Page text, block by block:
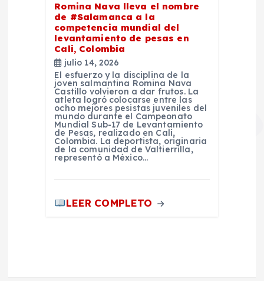
Romina Nava lleva el nombre
de #Salamanca a la
competencia mundial del
levantamiento de pesas en
Cali, Colombia
julio 14, 2026
El esfuerzo y la disciplina de la
joven salmantina Romina Nava
Castillo volvieron a dar frutos. La
atleta logró colocarse entre las
ocho mejores pesistas juveniles del
mundo durante el Campeonato
Mundial Sub-17 de Levantamiento
de Pesas, realizado en Cali,
Colombia. La deportista, originaria
de la comunidad de Valtierrilla,
representó a México…
LEER COMPLETO